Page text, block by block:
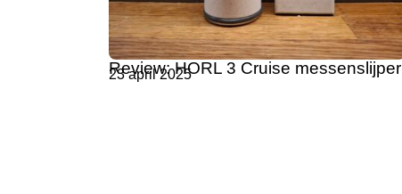
Review: HORL 3 Cruise messenslijper
23 april 2025